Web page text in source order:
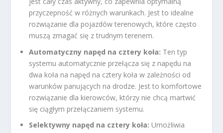
przyczepność w różnych warunkach. Jest to idealne
rozwiązanie dla pojazdów terenowych, które często
muszą zmagać się z trudnym terenem.
Automatyczny napęd na cztery koła: Ten typ
systemu automatycznie przełącza się z napędu na
dwa koła na napęd na cztery koła w zależności od
warunków panujących na drodze. Jest to komfortowe
rozwiązanie dla kierowców, którzy nie chcą martwić
się ciągłym przełączaniem systemu.
Selektywny napęd na cztery koła: Umożliwia